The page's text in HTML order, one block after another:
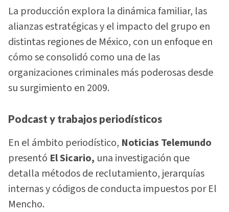
La producción explora la dinámica familiar, las
alianzas estratégicas y el impacto del grupo en
distintas regiones de México, con un enfoque en
cómo se consolidó como una de las
organizaciones criminales más poderosas desde
su surgimiento en 2009.
Podcast y trabajos periodísticos
En el ámbito periodístico, Noticias Telemundo
presentó El Sicario, una investigación que
detalla métodos de reclutamiento, jerarquías
internas y códigos de conducta impuestos por El
Mencho.